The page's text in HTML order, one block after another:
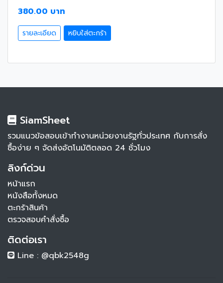
380.00 บาท
รายละเอียด หยิบใส่ตะกร้า
SiamSheet
รวมแนวข้อสอบเข้าทำงานหน่วยงานรัฐทั่วประเทศ กับการสั่ง
ซื้อง่าย ๆ จัดส่งอัตโนมัติตลอด 24 ชั่วโมง
ลิงก์ด่วน
หน้าแรก
หนังสือทั้งหมด
ตะกร้าสินค้า
ตรวจสอบคำสั่งซื้อ
ติดต่อเรา
Line : @qbk2548g